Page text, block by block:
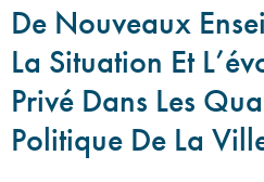
De Nouveaux
La Situation Et
Privé Dans Les
Politique De La